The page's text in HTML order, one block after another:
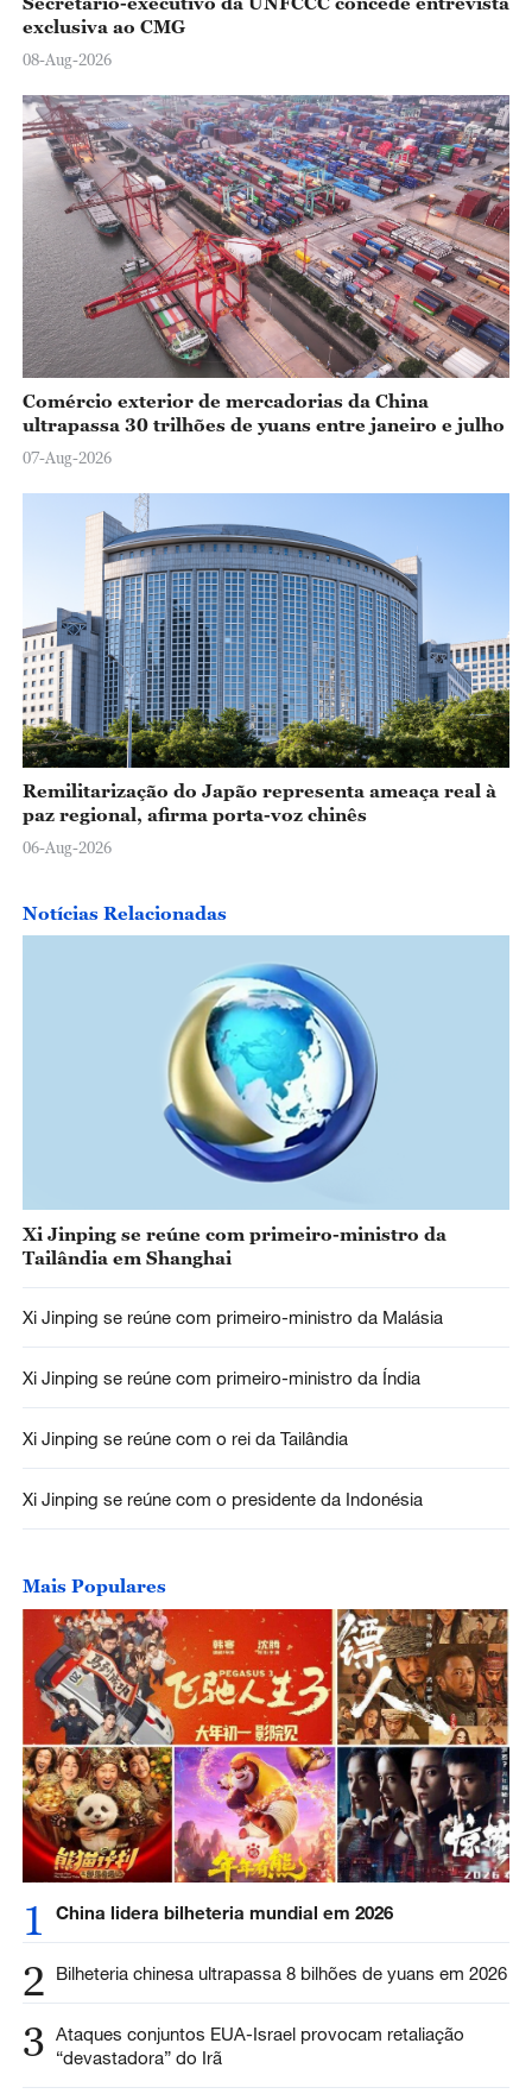
exclusiva ao CMG
08-Aug-2026
Comércio exterior de mercadorias da China
ultrapassa 30 trilhões de yuans entre janeiro e julho
07-Aug-2026
Remilitarização do Japão representa ameaça real à
paz regional, afirma porta-voz chinês
06-Aug-2026
Notícias Relacionadas
Xi Jinping se reúne com primeiro-ministro da
Tailândia em Shanghai
Xi Jinping se reúne com primeiro-ministro da Malásia
Xi Jinping se reúne com primeiro-ministro da Índia
Xi Jinping se reúne com o rei da Tailândia
Xi Jinping se reúne com o presidente da Indonésia
Mais Populares
1 China lidera bilheteria mundial em 2026
2 Bilheteria chinesa ultrapassa 8 bilhões de yuans em 2026
3 Ataques conjuntos EUA-Israel provocam retaliação
“devastadora” do Irã